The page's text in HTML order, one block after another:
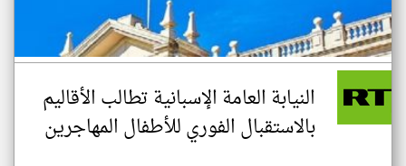
النيابة العامة الإسبانية تطالب الأقاليم
بالاستقبال الفوري للأطفال المهاجرين